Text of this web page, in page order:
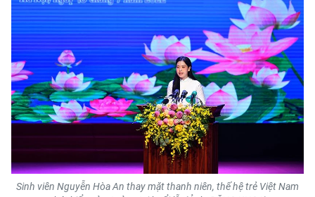
Sinh viên Nguyễn Hòa An thay mặt thanh niên, thế hệ trẻ Việt Nam